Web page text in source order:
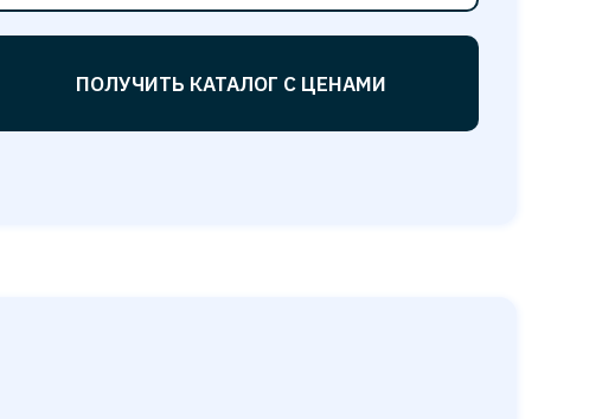
ПОЛУЧИТЬ КАТАЛОГ С ЦЕНАМИ